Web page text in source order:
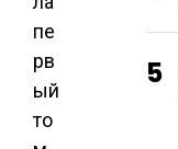
пе
рв
ый
то